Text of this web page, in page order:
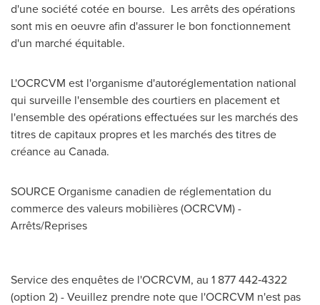
d'une société cotée en bourse. Les arrêts des opérations
sont mis en oeuvre afin d'assurer le bon fonctionnement
d'un marché équitable.
L'OCRCVM est l'organisme d'autoréglementation national
qui surveille l'ensemble des courtiers en placement et
l'ensemble des opérations effectuées sur les marchés des
titres de capitaux propres et les marchés des titres de
créance au Canada.
SOURCE Organisme canadien de réglementation du
commerce des valeurs mobilières (OCRCVM) -
Arrêts/Reprises
Service des enquêtes de l'OCRCVM, au 1 877 442‑4322
(option 2) - Veuillez prendre note que l'OCRCVM n'est pas